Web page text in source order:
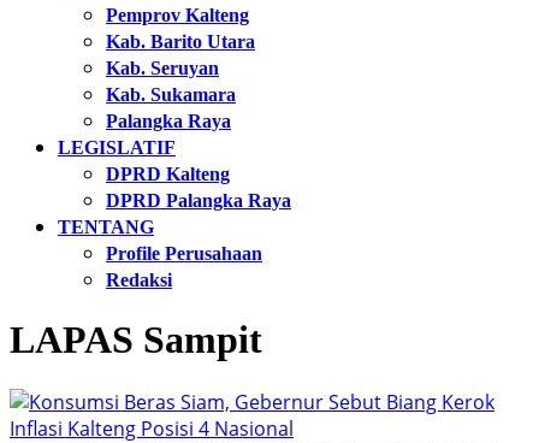
Pemprov Kalteng
Kab. Barito Utara
Kab. Seruyan
Kab. Sukamara
Palangka Raya
LEGISLATIF
DPRD Kalteng
DPRD Palangka Raya
TENTANG
Profile Perusahaan
Redaksi
LAPAS Sampit